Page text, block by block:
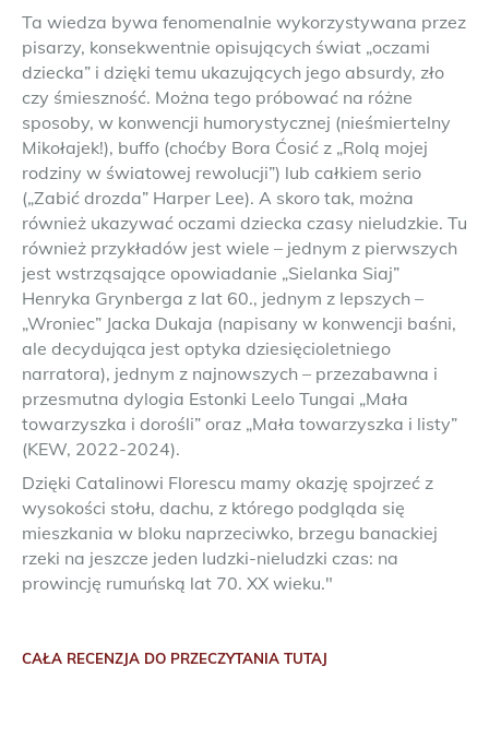
Ta wiedza bywa fenomenalnie wykorzystywana przez
pisarzy, konsekwentnie opisujących świat „oczami
dziecka” i dzięki temu ukazujących jego absurdy, zło
czy śmieszność. Można tego próbować na różne
sposoby, w konwencji humorystycznej (nieśmiertelny
Mikołajek!), buffo (choćby Bora Ćosić z „Rolą mojej
rodziny w światowej rewolucji”) lub całkiem serio
(„Zabić drozda” Harper Lee). A skoro tak, można
również ukazywać oczami dziecka czasy nieludzkie. Tu
również przykładów jest wiele – jednym z pierwszych
jest wstrząsające opowiadanie „Sielanka Siaj”
Henryka Grynberga z lat 60., jednym z lepszych –
„Wroniec” Jacka Dukaja (napisany w konwencji baśni,
ale decydująca jest optyka dziesięcioletniego
narratora), jednym z najnowszych – przezabawna i
przesmutna dylogia Estonki Leelo Tungai „Mała
towarzyszka i dorośli” oraz „Mała towarzyszka i listy”
(KEW, 2022-2024).
Dzięki Catalinowi Florescu mamy okazję spojrzeć z
wysokości stołu, dachu, z którego podgląda się
mieszkania w bloku naprzeciwko, brzegu banackiej
rzeki na jeszcze jeden ludzki-nieludzki czas: na
prowincję rumuńską lat 70. XX wieku."
CAŁA RECENZJA DO PRZECZYTANIA TUTAJ